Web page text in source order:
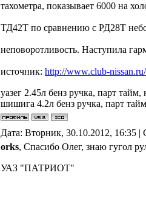
тахометра, показывает 6000 на
ТД42Т по сравнению с РД28Т
неповоротливость. Наступила
источник: http://www.club-
уазег 2.45л бенз ручка, парт тайм,
шишига 4.2л бенз ручка, парт
Дата: Вторник, 30.10.2012, 16:35
orks, Спасибо Олег, знаю гугол
УАЗ "ПАТРИОТ"